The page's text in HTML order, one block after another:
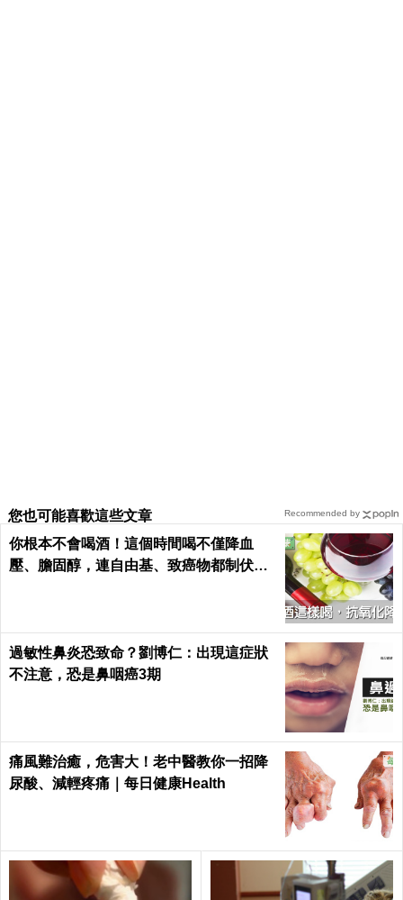
您也可能喜歡這些文章
你根本不會喝酒！這個時間喝不僅降血
壓、膽固醇，連自由基、致癌物都制伏了
過敏性鼻炎恐致命？劉博仁：出現這症狀
不注意，恐是鼻咽癌3期
痛風難治癒，危害大！老中醫教你一招降
尿酸、減輕疼痛｜每日健康Health
Recommended by